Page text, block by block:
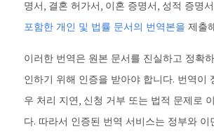
명서, 결혼 허가서, 이혼 증명서, 성적 증명서
포함한 개인 및 법률 문서의 번역본을 제출
이러한 번역은 원본 문서를 진실하고 정확
인하기 위해 인증을 받아야 합니다. 번역이
우 처리 지연, 신청 거부 또는 법적 문제로
다. 따라서 인증된 번역 서비스는 정부와 이